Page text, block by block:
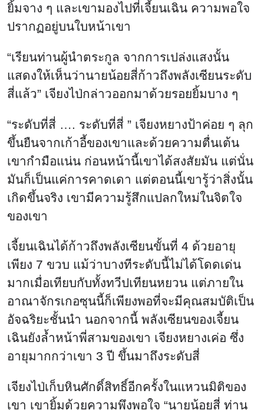
ยิ้มจาง ๆ และเขามองไปที่เจี้ยนเฉิน ความพอใจ
ปรากฏอยู่บนใบหน้าเขา
“เรียนท่านผู้นำตระกูล จากการเปล่งแสงนั้น
แสดงให้เห็นว่านายน้อยสี่ก้าวถึงพลังเซียนระดับ
สี่แล้ว” เจียงไป่กล่าวออกมาด้วยรอยยิ้มบาง ๆ
“ระดับที่สี่ …. ระดับที่สี่ ” เจียงหยางป้าค่อย ๆ ลุก
ขึ้นยืนจากเก้าอี้ของเขาและด้วยความตื่นเต้น
เขากำมือแน่น ก่อนหน้านี้เขาได้สงสัยมัน แต่นั่น
มันก็เป็นแค่การคาดเดา แต่ตอนนี้เขารู้ว่าสิ่งนั้น
เกิดขึ้นจริง เขามีความรู้สึกแปลกใหม่ในจิตใจ
ของเขา
เจี้ยนเฉินได้ก้าวถึงพลังเซียนขั้นที่ 4 ด้วยอายุ
เพียง 7 ขวบ แม้ว่าบางทีระดับนี้ไม่ได้โดดเด่น
มากเมื่อเทียบกับทั้งทวีปเทียนหยวน แต่ภายใน
อาณาจักรเกอซุนนี้ก็เพียงพอที่จะมีคุณสมบัติเป็น
อัจฉริยะชั้นนำ นอกจากนี้ พลังเซียนของเจี้ยน
เฉินยังล้ำหน้าพี่สามของเขา เจียงหยางเค่อ ซึ่ง
อายุมากกว่าเขา 3 ปี ขึ้นมาถึงระดับสี่
เจียงไป่เก็บหินศักดิ์สิทธิ์อีกครั้งในแหวนมิติของ
เขา เขายิ้มด้วยความพึงพอใจ “นายน้อยสี่ ท่าน